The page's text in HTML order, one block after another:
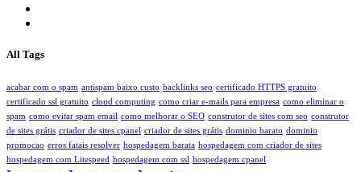
All Tags
acabar com o spam antispam baixo custo backlinks seo certificado HTTPS gratuito
certificado ssl gratuito cloud computing como criar e-mails para empresa como eliminar o
spam como evitar spam email como melhorar o SEO construtor de sites com seo construtor
de sites grátis criador de sites cpanel criador de sites grátis dominio barato dominio
promocao erros fatais resolver hospedagem barata hospedagem com criador de sites
hospedagem com Litespeed hospedagem com ssl hospedagem cpanel